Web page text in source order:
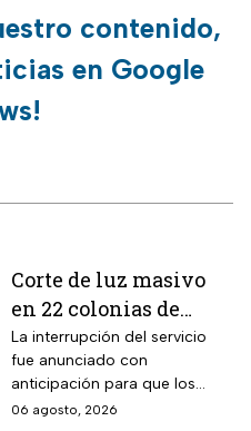
contenido,
en Google
Corte de luz masivo
en 22 colonias de
México; zonas
afectadas hoy 7 de
agosto
La interrupción del servicio
fue anunciado con
anticipación para que los
usuarios puedan tomar las
06 agosto, 2026